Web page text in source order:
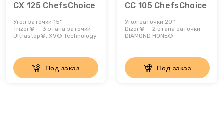
CX 125 ChefsChoice
Угол заточки 15°
Trizor® — 3 этапа заточки
Ultrastop®, XV® Technology
Под заказ
CC 105 ChefsChoice
Угол заточки 20°
Dizor® — 2 этапа заточки
DIAMOND HONE®
Под заказ
Раклетницы
Рисоварки, пароварки
Сахарная вата